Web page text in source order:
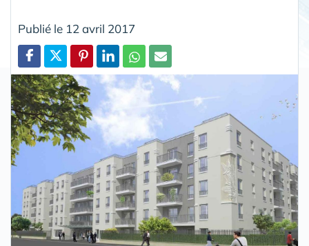
Publié le 12 avril 2017
Partager